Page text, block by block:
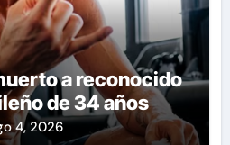
a reconocido
de 34 años
4, 2026